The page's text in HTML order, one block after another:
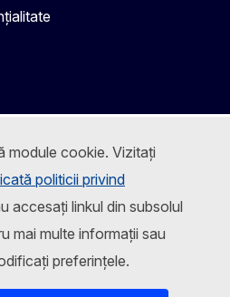
module cookie. Vizitați
politicii privind
accesați linkul din subsolul
mai multe informații sau
preferințele.